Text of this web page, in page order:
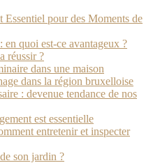
pour des Moments de
quoi est-ce avantageux ?
réussir ?
dans une maison
dans la région bruxelloise
: devenue tendance de nos
est essentielle
entretenir et inspecter
son jardin ?